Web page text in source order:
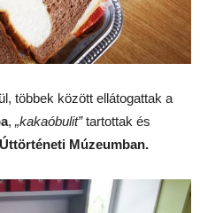
többek között ellátogattak a
, „kakaóbulit”tartottak és
Múzeumban.